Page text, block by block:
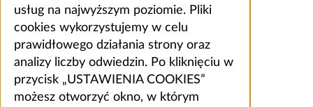
usług na najwyższym poziomie. Pliki
cookies wykorzystujemy w celu
prawidłowego działania strony oraz
analizy liczby odwiedzin. Po kliknięciu w
przycisk „USTAWIENIA COOKIES”
możesz otworzyć okno, w którym